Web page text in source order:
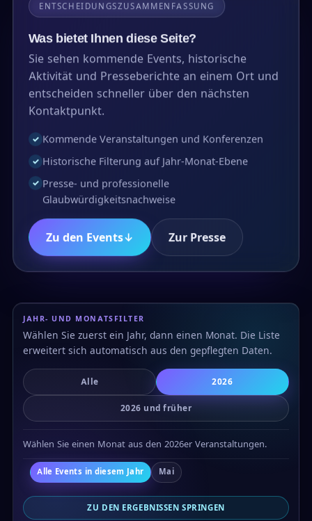
ENTSCHEIDUNGSZUSAMMENFASSUNG
Was bietet Ihnen diese Seite?
Sie sehen kommende Events, historische
Aktivität und Presseberichte an einem Ort und
entscheiden schneller über den nächsten
Kontaktpunkt.
✓ Kommende Veranstaltungen und Konferenzen
✓ Historische Filterung auf Jahr-Monat-Ebene
✓ Presse- und professionelle
Glaubwürdigkeitsnachweise
Zu den Events↓ Zur Presse
JAHR- UND MONATSFILTER
Wählen Sie zuerst ein Jahr, dann einen Monat. Die Liste
erweitert sich automatisch aus den gepflegten Daten.
Alle 2026
2026 und früher
Wählen Sie einen Monat aus den 2026er Veranstaltungen.
Alle Events in diesem Jahr Mai
ZU DEN ERGEBNISSEN SPRINGEN